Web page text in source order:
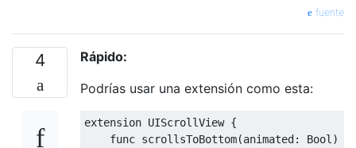
fuente
4
Rápido:
Podrías usar una extensión como esta:
extension UIScrollView {
func scrollsToBottom(animated: Bool )